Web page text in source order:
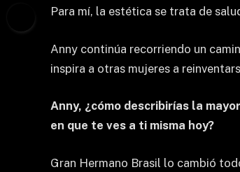
Para mí, la estética se trata de
Anny continúa recorriendo un
inspira a otras mujeres a
Anny, ¿cómo describirías la
en que te ves a ti misma hoy?
Gran Hermano Brasil lo cambió